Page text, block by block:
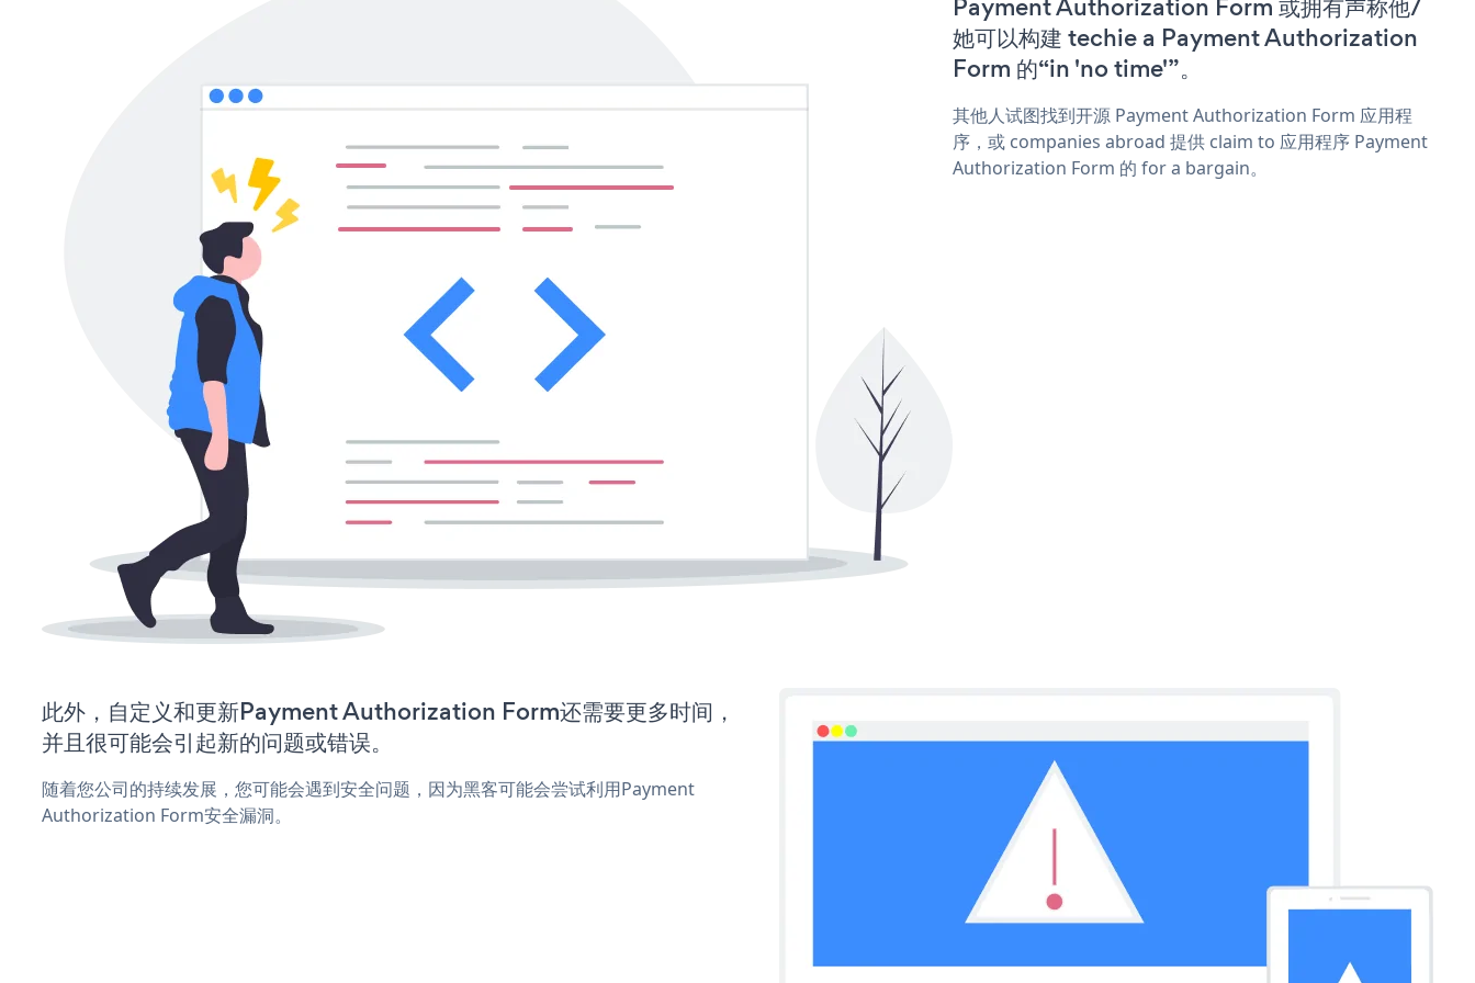
Payment Authorization Form 或拥有声称他/
她可以构建 techie a Payment Authorization
Form 的“in 'no time'”。
其他人试图找到开源 Payment Authorization Form 应用程
序，或 companies abroad 提供 claim to 应用程序 Payment
Authorization Form 的 for a bargain。
此外，自定义和更新Payment Authorization Form还需要更多时间，
并且很可能会引起新的问题或错误。
随着您公司的持续发展，您可能会遇到安全问题，因为黑客可能会尝试利用Payment
Authorization Form安全漏洞。